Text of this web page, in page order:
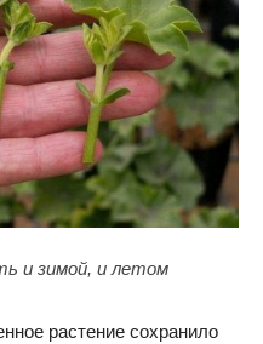
и зимой, и летом
растение сохранило